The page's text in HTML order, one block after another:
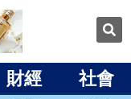
財經 社會